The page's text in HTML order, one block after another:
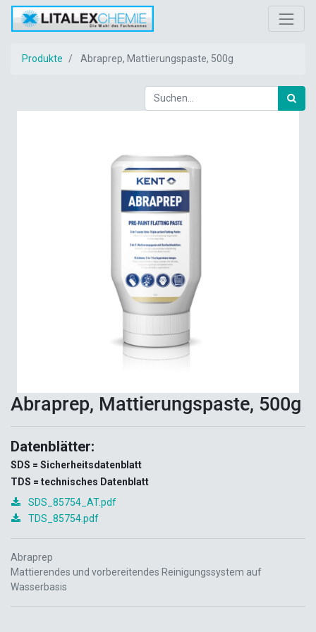
Produkte Abraprep, Mattierungspaste, 500g
Abraprep, Mattierungspaste, 500g
Datenblätter:
SDS = Sicherheitsdatenblatt
TDS = technisches Datenblatt
SDS_85754_AT.pdf
TDS_85754.pdf
Abraprep
Mattierendes und vorbereitendes Reinigungssystem auf
Wasserbasis